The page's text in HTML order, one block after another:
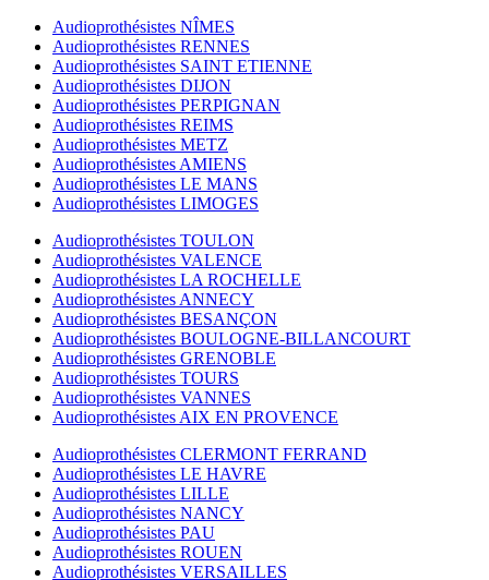
Audioprothésistes NÎMES
Audioprothésistes RENNES
Audioprothésistes SAINT ETIENNE
Audioprothésistes DIJON
Audioprothésistes PERPIGNAN
Audioprothésistes REIMS
Audioprothésistes METZ
Audioprothésistes AMIENS
Audioprothésistes LE MANS
Audioprothésistes LIMOGES
Audioprothésistes TOULON
Audioprothésistes VALENCE
Audioprothésistes LA ROCHELLE
Audioprothésistes ANNECY
Audioprothésistes BESANÇON
Audioprothésistes BOULOGNE-BILLANCOURT
Audioprothésistes GRENOBLE
Audioprothésistes TOURS
Audioprothésistes VANNES
Audioprothésistes AIX EN PROVENCE
Audioprothésistes CLERMONT FERRAND
Audioprothésistes LE HAVRE
Audioprothésistes LILLE
Audioprothésistes NANCY
Audioprothésistes PAU
Audioprothésistes ROUEN
Audioprothésistes VERSAILLES